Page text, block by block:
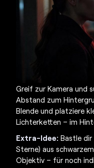
Greif zur Kamera und
Abstand zum
Blende und platziere
Lichterketten – im
Extra-Idee: Bastle dir
Sterne) aus
Objektiv – für noch